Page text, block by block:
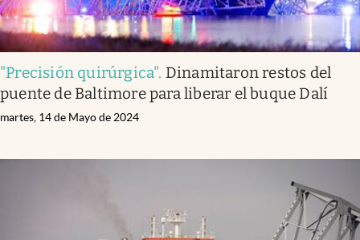
"Precisión quirúrgica". Dinamitaron restos del
puente de Baltimore para liberar el buque Dalí
martes, 14 de Mayo de 2024